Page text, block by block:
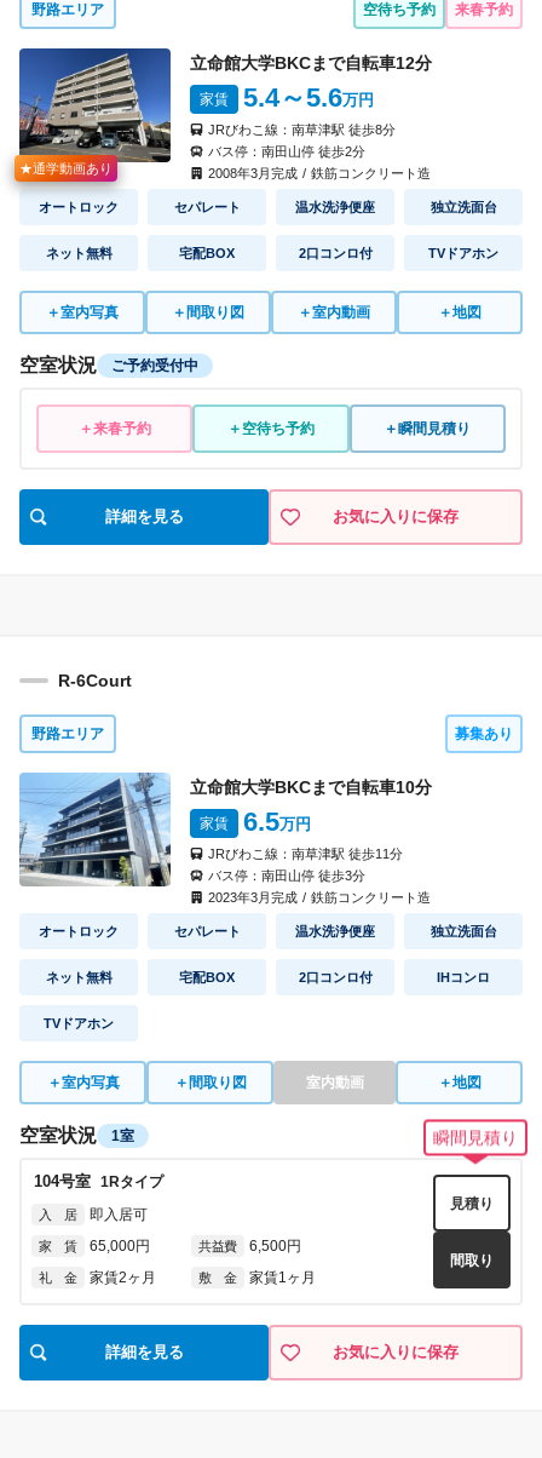
野路エリア 空待ち予約 来春予約
★通学動画あり
立命館大学BKCまで自転車12分
家賃 5.4～5.6万円
JRびわこ線： 南草津駅 徒歩8分
バス停： 南田山停徒歩2分
2008年3月完成 / 鉄筋コンクリート造
オートロック セパレート 温水洗浄便座 独立洗面台
ネット無料 宅配BOX 2口コンロ付 TVドアホン
＋室内写真 ＋ 間取り図 ＋室内動画 ＋地図
空室状況 ご予約受付中
＋来春予約 ＋空待ち予約 ＋瞬間見積り
詳細を見る お気に入りに保存
R-6Court
野路エリア 募集あり
立命館大学BKCまで自転車10分
家賃 6.5万円
JRびわこ線： 南草津駅 徒歩11分
バス停： 南田山停徒歩3分
2023年3月完成 / 鉄筋コンクリート造
オートロック セパレート 温水洗浄便座 独立洗面台
ネット無料 宅配BOX 2口コンロ付 IHコンロ
TVドアホン
＋室内写真 ＋ 間取り図 室内動画 ＋地図
空室状況 1室 瞬間見積り
104号室 1Rタイプ
入 居 即入居可
家 賃 65,000円 共益費 6,500円
礼 金 家賃2ヶ月 敷 金 家賃1ヶ月
見積り
間取り
詳細を見る お気に入りに保存